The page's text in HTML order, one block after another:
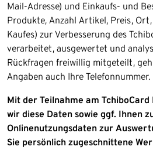
Mail-Adresse) und Einkaufs- und
Produkte, Anzahl Artikel, Preis,
Kaufes) zur Verbesserung des
verarbeitet, ausgewertet und
Rückfragen freiwillig mitgeteilt,
Angaben auch Ihre Telefonnummer.
Mit der Teilnahme am
wir diese Daten sowie ggf. Ihnen
Onlinenutzungsdaten zur
Sie persönlich zugeschnittene